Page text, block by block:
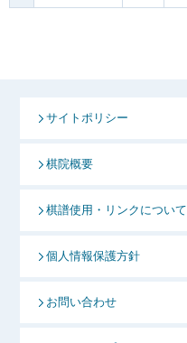
サイトポリシー
棋院概要
棋譜使用・リンクについて
個人情報保護方針
お問い合わせ